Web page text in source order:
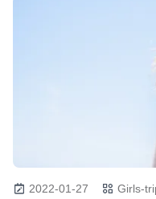
2022-01-27 Girls-